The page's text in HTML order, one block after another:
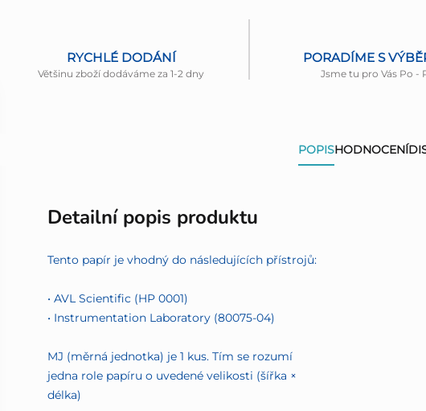
RYCHLÉ DODÁNÍ
Většinu zboží dodáváme za 1-2 dny
PORADÍME S
Jsme tu pro Vás Po -
POPISHODNOCENÍ
Detailní popis produktu
Tento papír je vhodný do následujících přístrojů:
• AVL Scientific (HP 0001)
• Instrumentation Laboratory (80075-04)
MJ (měrná jednotka) je 1 kus. Tím se rozumí
jedna role papíru o uvedené velikosti (šířka ×
délka)